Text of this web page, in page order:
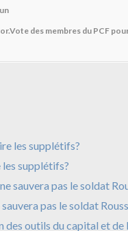
des membres du PCF
supplétifs?
pas le soldat